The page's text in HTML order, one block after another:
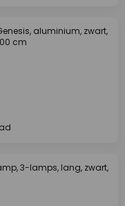
aluminium, zwart,
cm
3-lamps, lang, zwart,